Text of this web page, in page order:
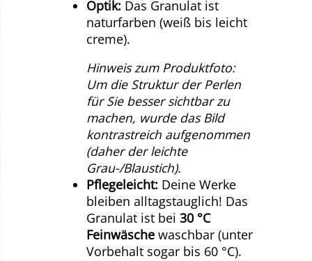
Optik: Das Granulat ist
naturfarben (weiß bis leicht
creme).
Hinweis zum Produktfoto:
Um die Struktur der Perlen
für Sie besser sichtbar zu
machen, wurde das Bild
kontrastreich aufgenommen
(daher der leichte
Grau-/Blaustich).
Pflegeleicht: Deine Werke
bleiben alltagstauglich! Das
Granulat ist bei 30 °C
Feinwäsche waschbar (unter
Vorbehalt sogar bis 60 °C).